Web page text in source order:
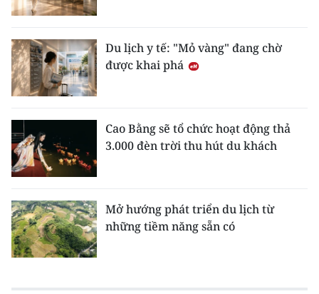
Du lịch y tế: "Mỏ vàng" đang chờ
được khai phá
Cao Bằng sẽ tổ chức hoạt động thả
3.000 đèn trời thu hút du khách
Mở hướng phát triển du lịch từ
những tiềm năng sẵn có